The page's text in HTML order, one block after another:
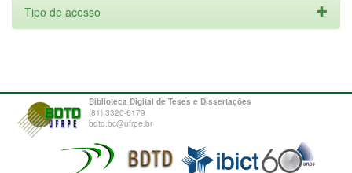
Tipo de acesso
Biblioteca Digital de Teses e Dissertações
(81) 3320-6179
bdtd.bc@ufrpe.br